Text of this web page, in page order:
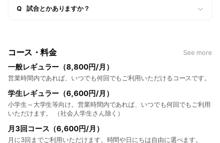
Q 試合とかありますか？
コース・料金 See more
一般レギュラー（8,800円/月）
営業時間内であれば、いつでも何回でもご利用いただけるコースです。
学生レギュラー（6,600円/月）
小学生～大学生等向け。営業時間内であれば、いつでも何回でもご利用
いただけます。 （社会人学生さん除く）
月3回コース（6,600円/月）
月に3回までご利用いただけます。時間や日にちは自由に選べます。